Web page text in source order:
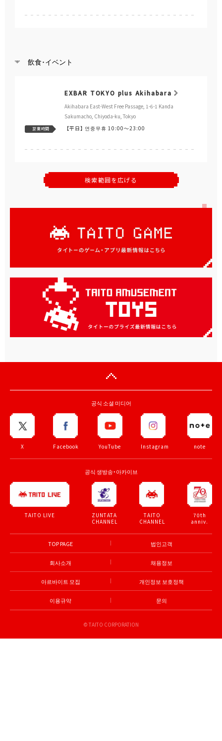
飲食･イベント
EXBAR TOKYO plus Akihabara
Akihabara East-West Free Passage, 1-6-1 Kanda
Sakumacho, Chiyoda-ku, Tokyo
営業時間 【平日】 연중무휴 10:00～23:00
検索範囲を広げる
공식 소셜 미디어
X Facebook YouTube Instagram note
공식 생방송・아카이브
TAITO LIVE
ZUNTATA
CHANNEL
TAITO
CHANNEL
70th
anniv.
TOP PAGE 법인고객
회사소개 채용정보
아르바이트 모집 개인정보 보호정책
이용규약 문의
© TAITO CORPORATION